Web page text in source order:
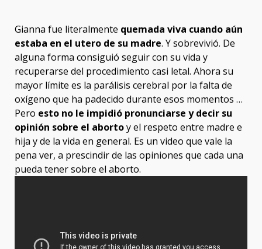
Gianna fue literalmente quemada viva cuando aún
estaba en el utero de su madre. Y sobrevivió. De
alguna forma consiguió seguir con su vida y
recuperarse del procedimiento casi letal. Ahora su
mayor límite es la parálisis cerebral por la falta de
oxígeno que ha padecido durante esos momentos …
Pero esto no le impidió pronunciarse y decir su
opinión sobre el abortoy el respeto entre madre e
hija y de la vida en general. Es un video que vale la
pena ver, a prescindir de las opiniones que cada una
pueda tener sobre el aborto.